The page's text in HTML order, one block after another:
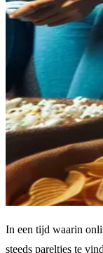
In een tijd waarin
steeds pareltjes te